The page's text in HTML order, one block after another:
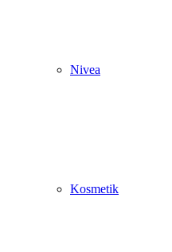
Nivea
Kosmetik